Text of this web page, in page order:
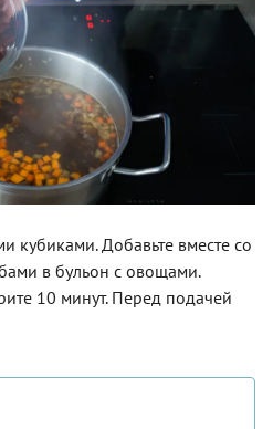
кубиками. Добавьте вместе со
в бульон с овощами.
10 минут. Перед подачей